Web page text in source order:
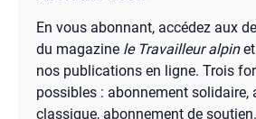
En vous abonnant, accédez aux
du magazine le Travailleur alpinet
nos publications en ligne. Trois
possibles : abonnement solidaire,
classique, abonnement de soutien.